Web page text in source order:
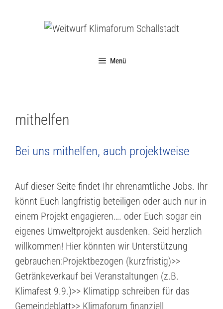
Menü
mithelfen
Bei uns mithelfen, auch projektweise
Auf dieser Seite findet Ihr ehrenamtliche Jobs. Ihr
könnt Euch langfristig beteiligen oder auch nur in
einem Projekt engagieren…. oder Euch sogar ein
eigenes Umweltprojekt ausdenken. Seid herzlich
willkommen! Hier könnten wir Unterstützung
gebrauchen:Projektbezogen (kurzfristig)>>
Getränkeverkauf bei Veranstaltungen (z.B.
Klimafest 9.9.)>> Klimatipp schreiben für das
Gemeindeblatt>> Klimaforum finanziell